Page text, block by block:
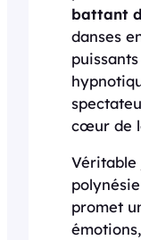
battant
danses
cœur de
Véritable
promet